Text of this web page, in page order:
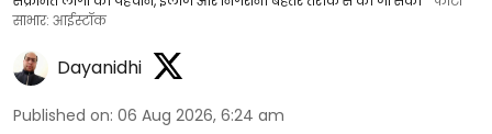
साभार: आईस्टॉक
Dayanidhi
Published on: 06 Aug 2026, 6:24 am